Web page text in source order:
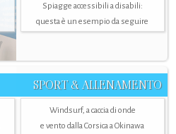
Spiagge accessibili a disabili:
questa è un esempio da seguire
SPORT & ALLENAMENTO
Windsurf, a caccia di onde
e vento dalla Corsica a Okinawa